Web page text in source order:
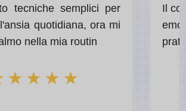
tecniche semplici per
quotidiana, ora mi
nella mia routin
★ ★ ★ ★
Il